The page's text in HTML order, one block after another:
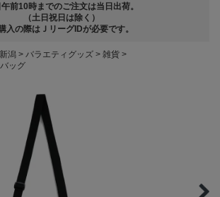
前10時までのご注文は当日出荷。
（土日祝日は除く）
入の際はＪリーグIDが必要です。
潟 バラエティグッズ
雑貨
ッグ